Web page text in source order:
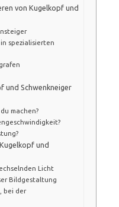
von Kugelkopf und
spezialisierten
und Schwenkneiger
machen?
und
Licht
Bildgestaltung
bei der